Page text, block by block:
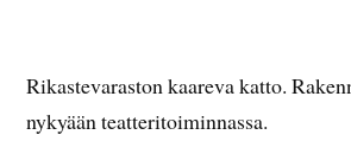
Rikastevaraston kaareva katto.
nykyään teatteritoiminnassa.